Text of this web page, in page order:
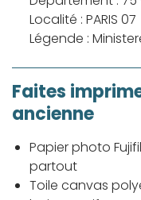
Localité : PARIS 07
Légende :
Faites
ancienne
Papier photo
partout
Toile canvas